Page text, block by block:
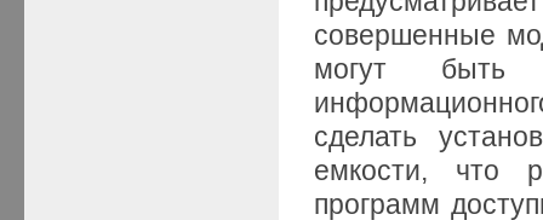
совершенные
могут быть
сделать
емкости, что
программ